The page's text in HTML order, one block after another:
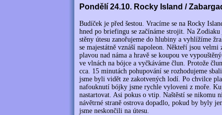
Pondělí 24.10. Rocky Island /
Budíček je před šestou. Vracíme se na Rocky
hned po briefingu se začínáme strojit. Na
stěny útesu zanořujeme do hlubiny a vyhlížíme
se majestátně vznáší napoleon. Někteří jsou
plavou nad náma a hravě se koupou ve
ve vlnách na bójce a vyčkáváme člun. Protože
cca. 15 minutách pohupování se rozhodujeme
jsme byli vidět ze zakotvených lodí. Po chvilce
nafouknutí bójky jsme rychle vyloveni z moře.
nastartovat. Asi pokus o vtip. Naštěstí se nikomu
návětrné straně ostrova dopadlo, pokud by byly
jsme neskončili na útesu.